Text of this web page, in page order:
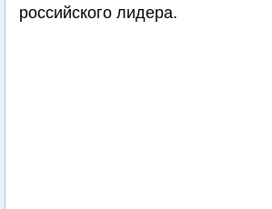
российского лидера.